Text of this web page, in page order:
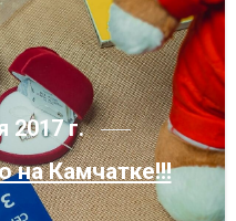
2017 г.
на Камчатке!!!